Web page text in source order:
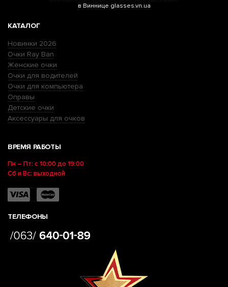
в Виннице glasses.vn.ua
КАТАЛОГ
Новинки 2026
Очки Ray Ban
Женские очки
Очки для водителей
Очки для компьютера
Оправы
Детские очки
Аксессуары для очков
ВРЕМЯ РАБОТЫ
Пн – Пт: с 10:00 до 19:00
Сб и Вс: выходной
ТЕЛЕФОНЫ